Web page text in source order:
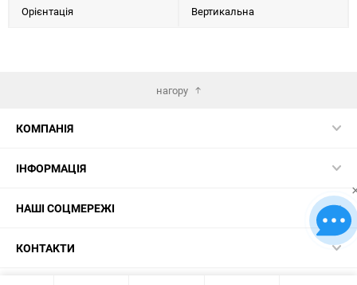
Орієнтація Вертикальна
нагору
КОМПАНІЯ
ІНФОРМАЦІЯ
НАШІ СОЦМЕРЕЖІ
КОНТАКТИ